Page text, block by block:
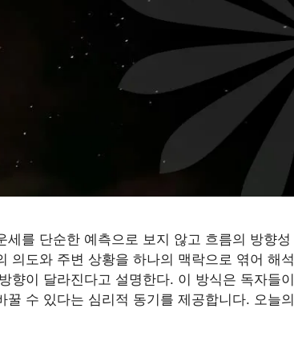
를 단순한 예측으로 보지 않고 흐름의 방향성
의도와 주변 상황을 하나의 맥락으로 엮어 해석
향이 달라진다고 설명한다. 이 방식은 독자들이
수 있다는 심리적 동기를 제공합니다. 오늘의